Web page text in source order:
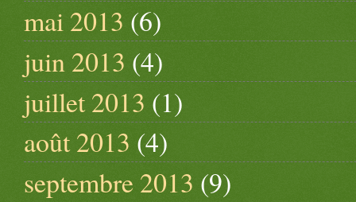
mai 2013 (6)
juin 2013 (4)
juillet 2013 (1)
août 2013 (4)
septembre 2013 (9)